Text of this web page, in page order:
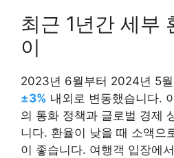
최근 1년간 세부
이
2023년 6월부터 2024년 5
±3% 내외로 변동했습니다.
의 통화 정책과 글로벌 경제
니다. 환율이 낮을 때 소액으
이 좋습니다. 여행객 입장에